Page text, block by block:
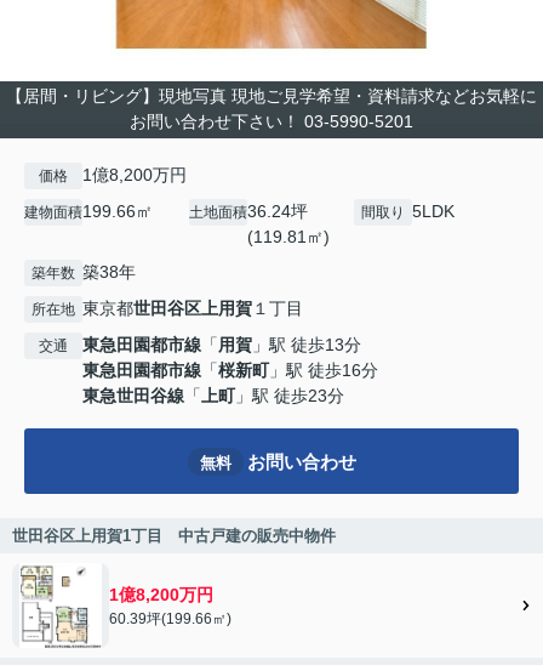
【居間・リビング】現地写真 現地ご見学希望・資料請求などお気軽に
お問い合わせ下さい！ 03-5990-5201
価格 1億8,200万円
建物面積199.66㎡ 土地面積36.24坪
(119.81㎡)
間取り 5LDK
築年数 築38年
所在地 東京都世田谷区 上用賀 １丁目
交通 東急田園都市線 「用賀 」駅 徒歩13分
東急田園都市線 「桜新町」駅 徒歩16分
東急世田谷線 「 上町」駅 徒歩23分
無料 お問い合わせ
世田谷区上用賀1丁目 中古戸建の販売中物件
1億8,200万円
60.39坪(199.66㎡)